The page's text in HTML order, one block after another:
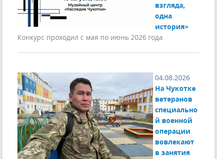
взгляда,
одна
история»
Конкурс проходил с мая по июнь 2026 года
04.08.2026
На Чукотке
ветеранов
специально
й военной
операции
вовлекают
в занятия